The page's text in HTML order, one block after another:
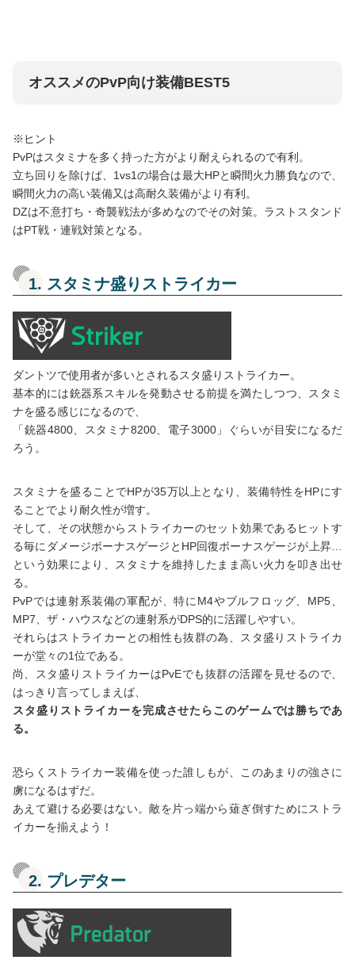
オススメのPvP向け装備BEST5
※ヒント
PvPはスタミナを多く持った方がより耐えられるので有利。
立ち回りを除けば、1vs1の場合は最大HPと瞬間火力勝負なので、
瞬間火力の高い装備又は高耐久装備がより有利。
DZは不意打ち・奇襲戦法が多めなのでその対策。ラストスタンド
はPT戦・連戦対策となる。
1. スタミナ盛りストライカー
ダントツで使用者が多いとされるスタ盛りストライカー。
基本的には銃器系スキルを発動させる前提を満たしつつ、スタミ
ナを盛る感じになるので、
「銃器4800、スタミナ8200、電子3000」ぐらいが目安になるだ
ろう。
スタミナを盛ることでHPが35万以上となり、装備特性をHPにす
ることでより耐久性が増す。
そして、その状態からストライカーのセット効果であるヒットす
る毎にダメージボーナスゲージとHP回復ボーナスゲージが上昇…
という効果により、スタミナを維持したまま高い火力を叩き出せ
る。
PvPでは連射系装備の軍配が、特にM4やブルフロッグ、MP5、
MP7、ザ・ハウスなどの連射系がDPS的に活躍しやすい。
それらはストライカーとの相性も抜群の為、スタ盛りストライカ
ーが堂々の1位である。
尚、スタ盛りストライカーはPvEでも抜群の活躍を見せるので、
はっきり言ってしまえば、
スタ盛りストライカーを完成させたらこのゲームでは勝ちであ
る。
恐らくストライカー装備を使った誰しもが、このあまりの強さに
虜になるはずだ。
あえて避ける必要はない。敵を片っ端から薙ぎ倒すためにストラ
イカーを揃えよう！
2. プレデター